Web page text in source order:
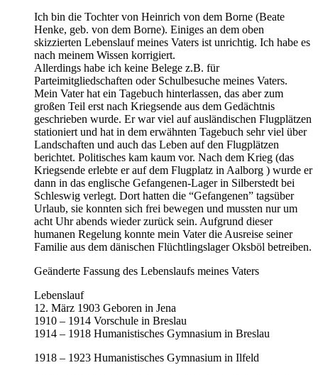
Ich bin die Tochter von Heinrich von dem Borne (Beate
Henke, geb. von dem Borne). Einiges an dem oben
skizzierten Lebenslauf meines Vaters ist unrichtig. Ich habe es
nach meinem Wissen korrigiert.
Allerdings habe ich keine Belege z.B. für
Parteimitgliedschaften oder Schulbesuche meines Vaters.
Mein Vater hat ein Tagebuch hinterlassen, das aber zum
großen Teil erst nach Kriegsende aus dem Gedächtnis
geschrieben wurde. Er war viel auf ausländischen Flugplätzen
stationiert und hat in dem erwähnten Tagebuch sehr viel über
Landschaften und auch das Leben auf den Flugplätzen
berichtet. Politisches kam kaum vor. Nach dem Krieg (das
Kriegsende erlebte er auf dem Flugplatz in Aalborg ) wurde er
dann in das englische Gefangenen-Lager in Silberstedt bei
Schleswig verlegt. Dort hatten die “Gefangenen” tagsüber
Urlaub, sie konnten sich frei bewegen und mussten nur um
acht Uhr abends wieder zurück sein. Aufgrund dieser
humanen Regelung konnte mein Vater die Ausreise seiner
Familie aus dem dänischen Flüchtlingslager Oksböl betreiben.
Geänderte Fassung des Lebenslaufs meines Vaters
Lebenslauf
12. März 1903 Geboren in Jena
1910 – 1914 Vorschule in Breslau
1914 – 1918 Humanistisches Gymnasium in Breslau
1918 – 1923 Humanistisches Gymnasium in Ilfeld